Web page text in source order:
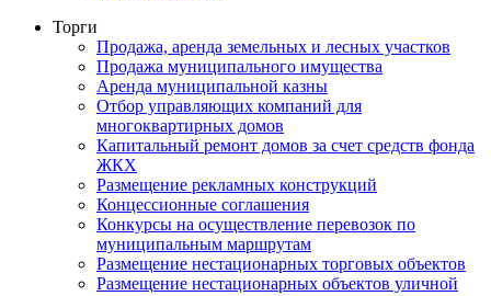
Торги
Продажа, аренда земельных и лесных участков
Продажа муниципального имущества
Аренда муниципальной казны
Отбор управляющих компаний для
многоквартирных домов
Капитальный ремонт домов за счет средств фонда
ЖКХ
Размещение рекламных конструкций
Концессионные соглашения
Конкурсы на осуществление перевозок по
муниципальным маршрутам
Размещение нестационарных торговых объектов
Размещение нестационарных объектов уличной